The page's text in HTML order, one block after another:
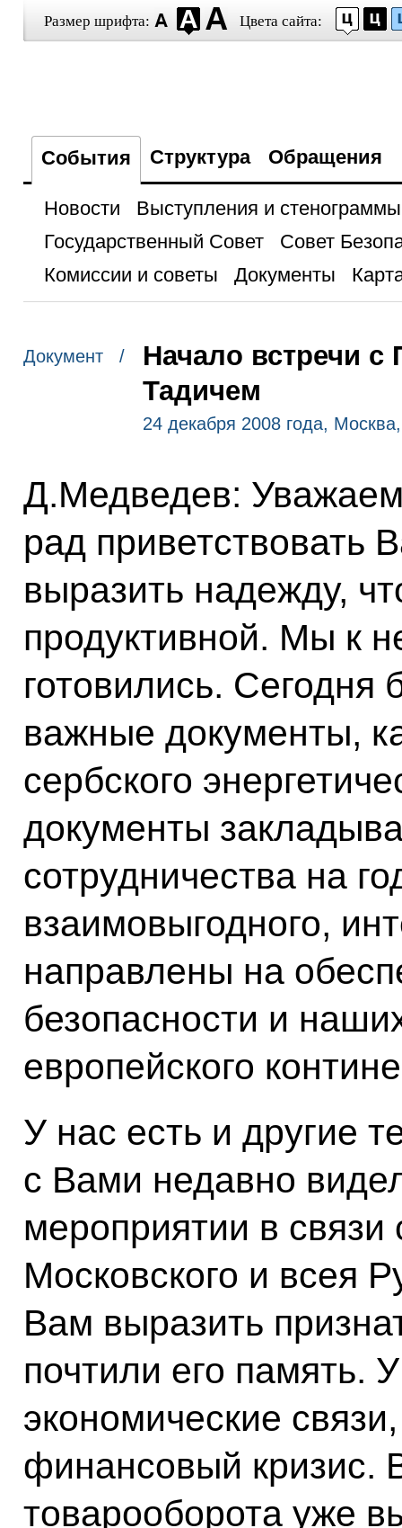
Размер шрифта: Цвета сайта:
События Структура Обращения
Новости
Выступления и стенограммы
Государственный Совет
Совет
Комиссии и советы
Документы
Документ /
Начало встречи
Тадичем
24 декабря 2008 года,
Д.Медведев:
рад приветствовать
выразить надежду,
продуктивной. Мы к
готовились. Сегодня
важные документы,
сербского
документы
сотрудничества на
взаимовыгодного,
направлены на
безопасности и
европейского
У нас есть и другие
с Вами недавно
мероприятии в
Московского и всея
Вам выразить
почтили его память.
экономические
финансовый кризис.
товарооборота уже